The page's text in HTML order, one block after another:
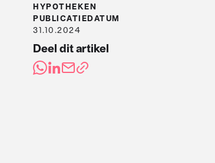
HYPOTHEKEN
PUBLICATIEDATUM
31.10.2024
Deel dit artikel